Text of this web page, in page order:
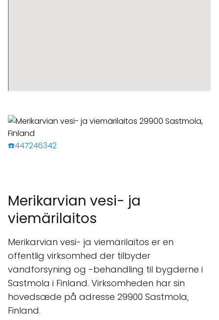
☎️447246342
Merikarvian vesi- ja
viemärilaitos
Merikarvian vesi- ja viemärilaitos er en
offentlig virksomhed der tilbyder
vandforsyning og -behandling til bygderne i
Sastmola i Finland. Virksomheden har sin
hovedsæde på adresse 29900 Sastmola,
Finland.